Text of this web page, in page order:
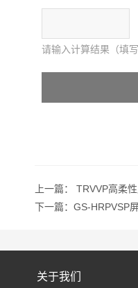
请输入计算结果（填
上一篇： TRVVP高柔
下一篇： GS-HRPVSP
关于我们